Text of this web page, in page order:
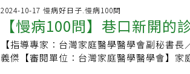
只看一次的血壓！」一位在醫院服務多年的
量血壓，只知血壓很重要，卻從未深入了
點，每一個細節都可能讓數字失準，就像
就完全不同。以後幫民眾量血壓時，不會只
家屬面對選擇與不安的過程，正是家醫科與
「慢性病末期」 也要及早預立醫囑、家人
病、急性意外逐漸轉向慢性疾病，像心衰竭
疾病雖不像癌症有明顯的惡化時間表，但
期。許多慢病病人和家屬常被「是否還要急
近百位住院醫師的重要傳承精神，「當病人
或困境」，同理感受病人、家屬的恐懼跟
外，何清幼更積極推展社區醫學，特別是
合」。擔任陽明院區副院長時，有一名6旬
素等關鍵，這有助於醫師提供更具針對性的
遺傳疾病方面，避免醫療照護變得片段和
個家庭時，醫病關係會變得更緊密，醫師能
心理壓力來源及生活方式。這樣有助於提
暢。醫師可以協調全家的預防保健計畫，如
2024-10-17 慢病好日子.慢病100問
【慢病100問】巷口新開的
所」，跟常見的小兒科、耳
【指導專家：台灣家庭醫學醫學會副秘書
義傑【審閱單位：台灣家庭醫學醫學會】家